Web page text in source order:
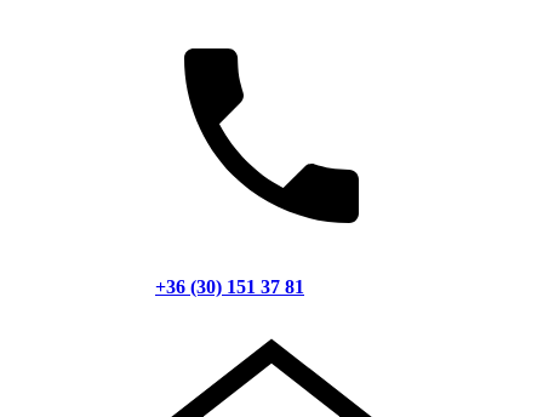
+36 (30) 151 37 81